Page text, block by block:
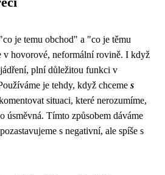
je temu obchod" a "co je těmu
v hovorové, neformální rovině. I když
plní důležitou funkci v
je tehdy, když chceme s
situaci, které nerozumíme,
úsměvná. Tímto způsobem dáváme
s negativní, ale spíše s